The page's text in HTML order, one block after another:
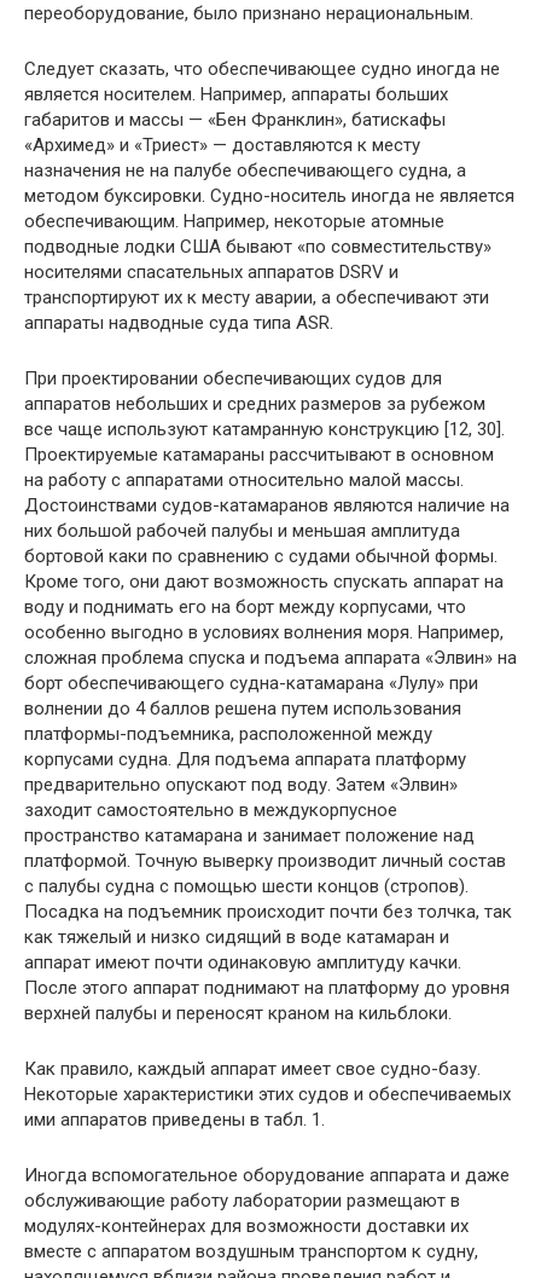
переоборудование, было признано нерациональным.
Следует сказать, что обеспечивающее судно иногда не
является носителем. Например, аппараты больших
габаритов и массы — «Бен Франклин», батискафы
«Архимед» и «Триест» — доставляются к месту
назначения не на палубе обеспечивающего судна, а
методом буксировки. Судно-носитель иногда не является
обеспечивающим. Например, некоторые атомные
подводные лодки США бывают «по совместительству»
носителями спасательных аппаратов DSRV и
транспортируют их к месту аварии, а обеспечивают эти
аппараты надводные суда типа ASR.
При проектировании обеспечивающих судов для
аппаратов небольших и средних размеров за рубежом
все чаще используют катамранную конструкцию [12, 30].
Проектируемые катамараны рассчитывают в основном
на работу с аппаратами относительно малой массы.
Достоинствами судов-катамаранов являются наличие на
них большой рабочей палубы и меньшая амплитуда
бортовой каки по сравнению с судами обычной формы.
Кроме того, они дают возможность спускать аппарат на
воду и поднимать его на борт между корпусами, что
особенно выгодно в условиях волнения моря. Например,
сложная проблема спуска и подъема аппарата «Элвин» на
борт обеспечивающего судна-катамарана «Лулу» при
волнении до 4 баллов решена путем использования
платформы-подъемника, расположенной между
корпусами судна. Для подъема аппарата платформу
предварительно опускают под воду. Затем «Элвин»
заходит самостоятельно в междукорпусное
пространство катамарана и занимает положение над
платформой. Точную выверку производит личный состав
с палубы судна с помощью шести концов (стропов).
Посадка на подъемник происходит почти без толчка, так
как тяжелый и низко сидящий в воде катамаран и
аппарат имеют почти одинаковую амплитуду качки.
После этого аппарат поднимают на платформу до уровня
верхней палубы и переносят краном на кильблоки.
Как правило, каждый аппарат имеет свое судно-базу.
Некоторые характеристики этих судов и обеспечиваемых
ими аппаратов приведены в табл. 1.
Иногда вспомогательное оборудование аппарата и даже
обслуживающие работу лаборатории размещают в
модулях-контейнерах для возможности доставки их
вместе с аппаратом воздушным транспортом к судну,